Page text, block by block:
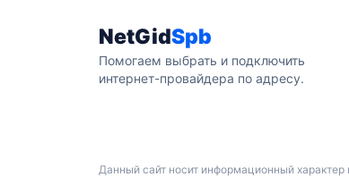
NetGidSpb
Помогаем выбрать и подключить
интернет-провайдера по адресу.
Данный сайт носит информационный